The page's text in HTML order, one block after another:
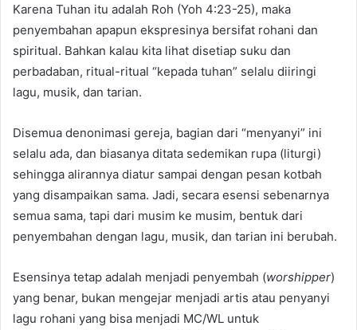
Karena Tuhan itu adalah Roh (Yoh 4:23-25), maka
penyembahan apapun ekspresinya bersifat rohani dan
spiritual. Bahkan kalau kita lihat disetiap suku dan
perbadaban, ritual-ritual “kepada tuhan” selalu diiringi
lagu, musik, dan tarian.
Disemua denonimasi gereja, bagian dari “menyanyi” ini
selalu ada, dan biasanya ditata sedemikan rupa (liturgi)
sehingga alirannya diatur sampai dengan pesan kotbah
yang disampaikan sama. Jadi, secara esensi sebenarnya
semua sama, tapi dari musim ke musim, bentuk dari
penyembahan dengan lagu, musik, dan tarian ini berubah.
Esensinya tetap adalah menjadi penyembah (worshipper)
yang benar, bukan mengejar menjadi artis atau penyanyi
lagu rohani yang bisa menjadi MC/WL untuk